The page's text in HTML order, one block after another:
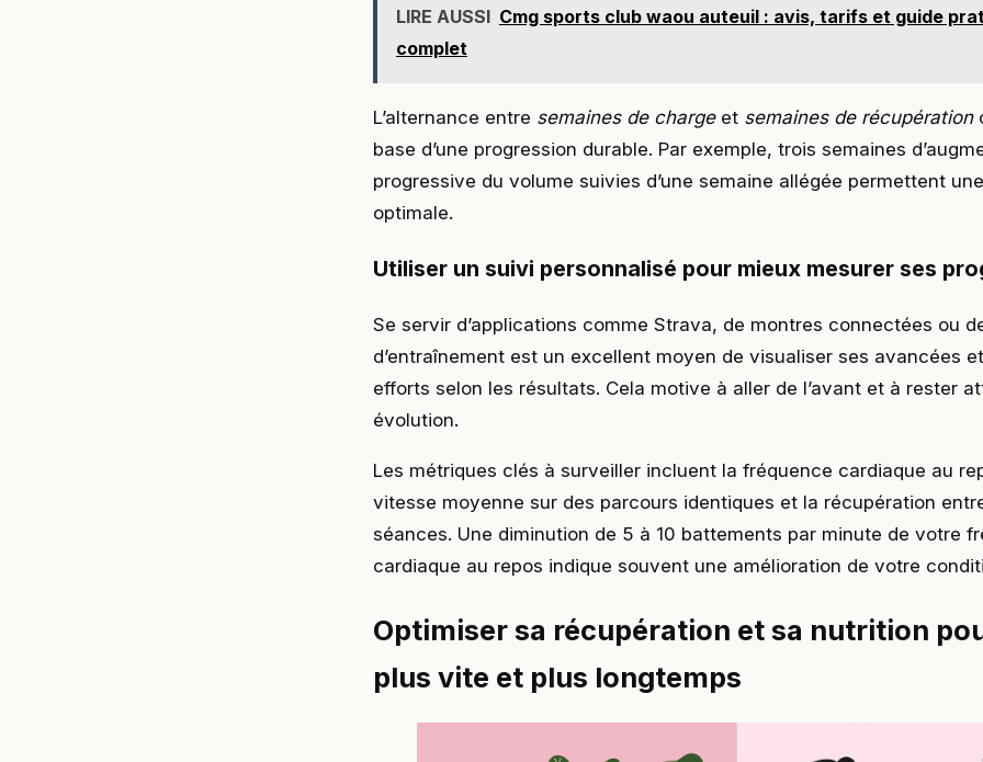
LIRE AUSSI Cmg sports club waou auteuil : avis, tarifs et guide
complet
L’alternance entre semaines de chargeet semaines de récupération
base d’une progression durable. Par exemple, trois semaines
progressive du volume suivies d’une semaine allégée permettent
optimale.
Utiliser un suivi personnalisé pour mieux mesurer ses
Se servir d’applications comme Strava, de montres connectées ou
d’entraînement est un excellent moyen de visualiser ses avancées
efforts selon les résultats. Cela motive à aller de l’avant et à rester
évolution.
Les métriques clés à surveiller incluent la fréquence cardiaque au
vitesse moyenne sur des parcours identiques et la récupération
séances. Une diminution de 5 à 10 battements par minute de votre
cardiaque au repos indique souvent une amélioration de votre
Optimiser sa récupération et sa nutrition
plus vite et plus longtemps